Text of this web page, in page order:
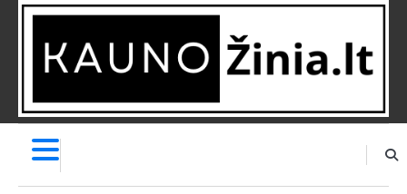
Skip
NAUJIENĄ